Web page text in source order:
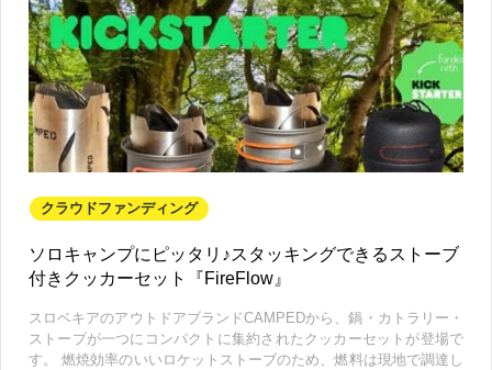
クラウドファンディング
ソロキャンプにピッタリ♪スタッキングできるストーブ
付きクッカーセット『FireFlow』
スロベキアのアウトドアブランドCAMPEDから、鍋・カトラリー・
ストーブが一つにコンパクトに集約されたクッカーセットが登場で
す。 燃焼効率のいいロケットストーブのため、燃料は現地で調達し